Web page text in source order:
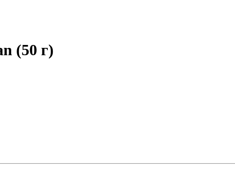
(50 г)